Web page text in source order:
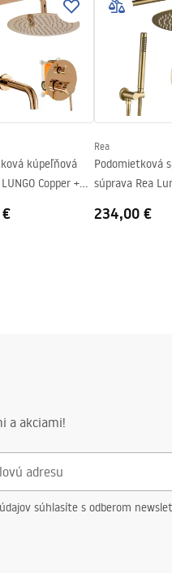
resp
kúpeľňová
Copper +
Rea
Podomietková
súprava Rea
234,00 €
a akciami!
súhlasíte s odberom